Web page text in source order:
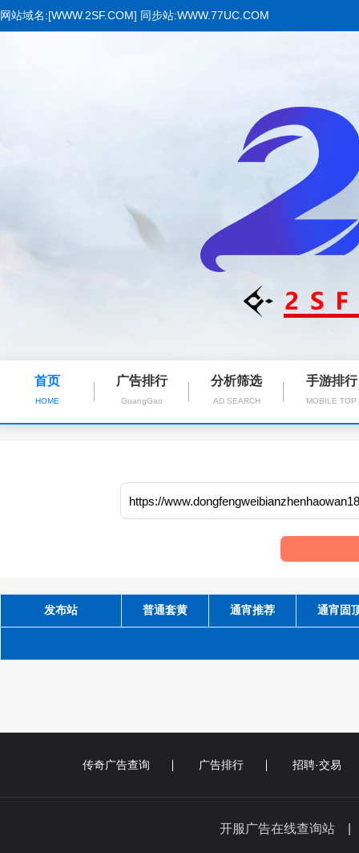
网站域名:[WWW.2SF.COM] 同步站:WWW.77UC.COM
首页
HOME
广告排行
GuangGao
分析筛选
AD SEARCH
手游排行
MOBILE TOP
发布站 普通套黄 通宵推荐 通宵固
传奇广告查询 广告排行 招聘·交易
开服广告在线查询站